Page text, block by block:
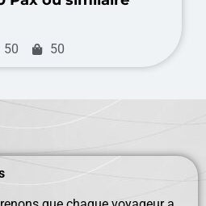
50 50